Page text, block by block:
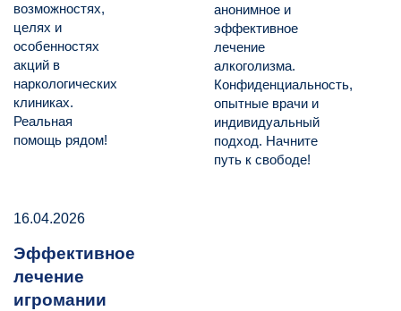
возможностях,
целях и
особенностях
акций в
наркологических
клиниках.
Реальная
помощь рядом!
анонимное и
эффективное
лечение
алкоголизма.
Конфиденциальность,
опытные врачи и
индивидуальный
подход. Начните
путь к свободе!
16.04.2026
Эффективное
лечение
игромании